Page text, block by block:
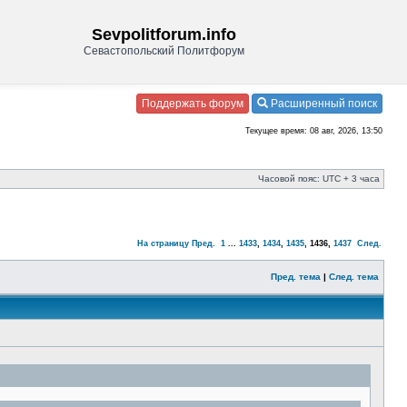
Sevpolitforum.info
Севастопольский Политфорум
Поддержать форум Расширенный поиск
Текущее время: 08 авг, 2026, 13:50
Часовой пояс: UTC + 3 часа
На страницу Пред. 1 ... 1433, 1434, 1435, 1436, 1437 След.
Пред. тема | След. тема